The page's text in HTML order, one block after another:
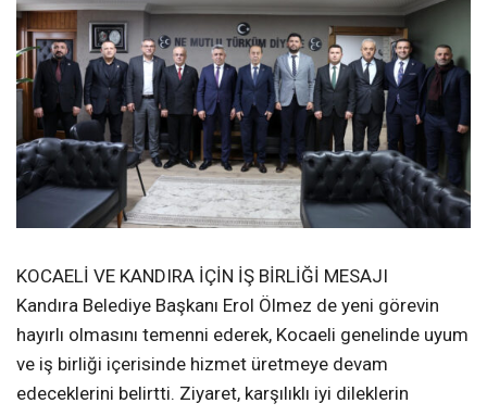
Ziyaret sonrası açıklamalarda bulunan AK Parti Kandıra
İlçe Başkanı Sertan Kulaç, Cumhur İttifakı vurgusu yaptı.
Kulaç, “Cumhur İttifakı ortağımız Milliyetçi Hareket
Partisi Kocaeli İl Başkanlığı görevine atanan Sayın Kamil
Akın’a hayırlı olsun ziyaretinde bulunduk. Cumhur
İttifakı’nın birlik ve dayanışma ruhuyla, Kocaelimizde,
ilçemizde ve ülkemiz adına ortak hedefler
doğrultusunda çalışmaya devam edeceğiz. Sayın Kamil
diliyorum” ifadelerini kullandı.